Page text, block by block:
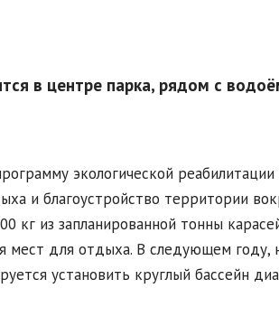
в центре парка, рядом с
экологической
и благоустройство территории
кг из запланированной тонны
мест для отдыха. В следующем году,
установить круглый бассейн